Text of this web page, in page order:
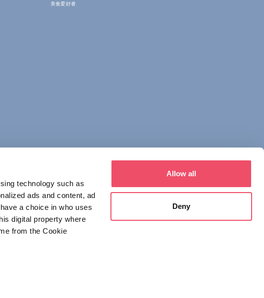
technology such as
ads and content, ad
a choice in who uses
digital property where
from the Cookie
Allow all
Deny
美食爱好者